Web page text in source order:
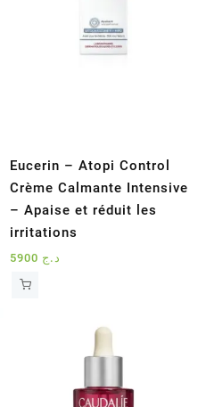
Eucerin – Atopi Control
Crème Calmante Intensive
– Apaise et réduit les
irritations
د.ج